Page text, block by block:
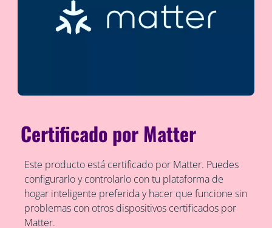
Certificado por Matter
Este producto está certificado por Matter. Puedes
configurarlo y controlarlo con tu plataforma de
hogar inteligente preferida y hacer que funcione sin
problemas con otros dispositivos certificados por
Matter.